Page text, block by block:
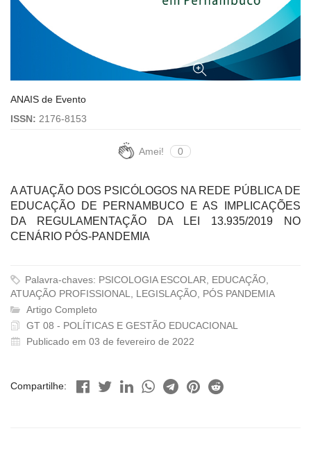
ANAIS de Evento
ISSN: 2176-8153
Amei! 0
A ATUAÇÃO DOS PSICÓLOGOS NA REDE PÚBLICA DE
EDUCAÇÃO DE PERNAMBUCO E AS IMPLICAÇÕES
DA REGULAMENTAÇÃO DA LEI 13.935/2019 NO
CENÁRIO PÓS-PANDEMIA
Palavra-chaves: PSICOLOGIA ESCOLAR, EDUCAÇÃO,
ATUAÇÃO PROFISSIONAL, LEGISLAÇÃO, PÓS PANDEMIA
Artigo Completo
GT 08 - POLÍTICAS E GESTÃO EDUCACIONAL
Publicado em 03 de fevereiro de 2022
Compartilhe: